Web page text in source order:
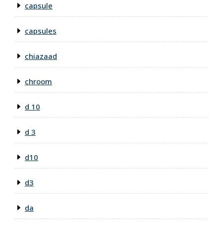
capsule
capsules
chiazaad
chroom
d 10
d 3
d10
d3
da